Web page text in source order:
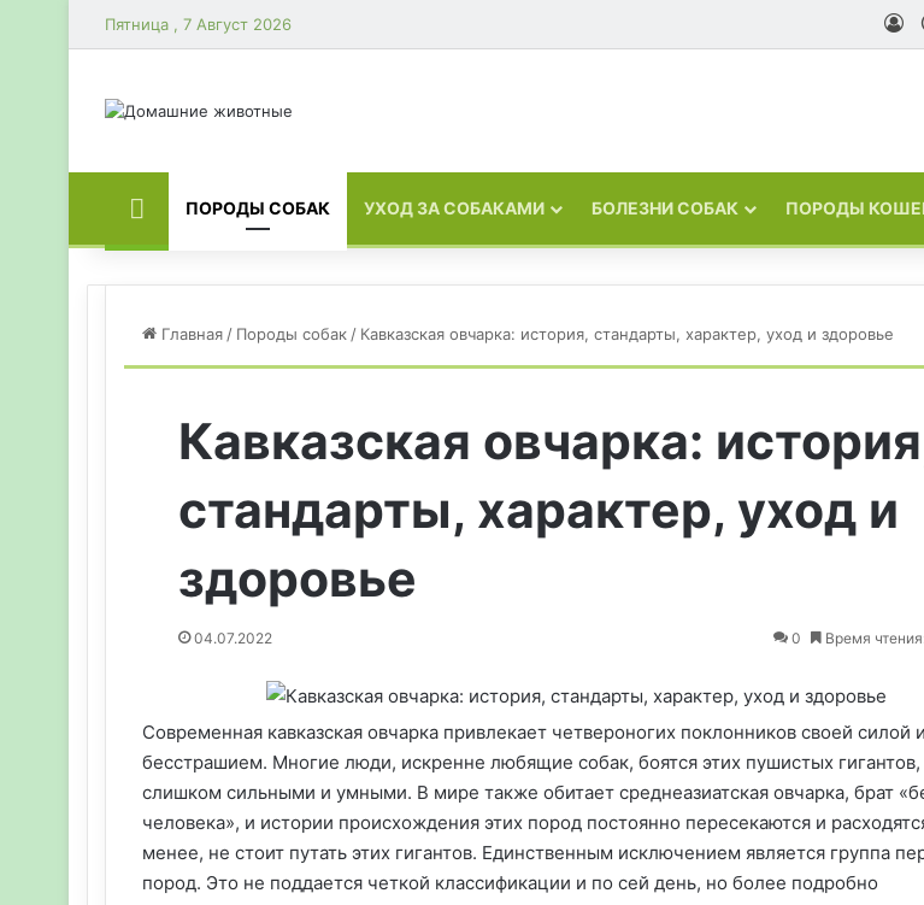
Пятница , 7 Август 2026
ГЛАВНАЯ
ПОРОДЫ СОБАК УХОД ЗА СОБАКАМИ БОЛЕЗНИ СОБАК ПОРОДЫ
Главная / Породы собак / Кавказская овчарка: история, стандарты, характер, уход и здоровье
Кавказская овчарка:
стандарты, характер, уход и
здоровье
04.07.2022 0 Время
Современная кавказская овчарка привлекает четвероногих поклонников своей силой и
бесстрашием. Многие люди, искренне любящие собак, боятся этих пушистых гигантов,
слишком сильными и умными. В мире также обитает среднеазиатская овчарка, брат
человека», и истории происхождения этих пород постоянно пересекаются и
менее, не стоит путать этих гигантов. Единственным исключением является группа
пород. Это не поддается четкой классификации и по сей день, но более подробно